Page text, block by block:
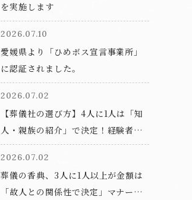
を実施します
2026.07.10
愛媛県より「ひめボス宣言事業所」
に認証されました。
2026.07.02
【葬儀社の選び方】4人に1人は「知
人・親族の紹介」で決定！経験者が
最も信頼する情報源や重視ポイント
とは？
2026.07.02
葬儀の香典、3人に1人以上が金額は
「故人との関係性で決定」マナーに